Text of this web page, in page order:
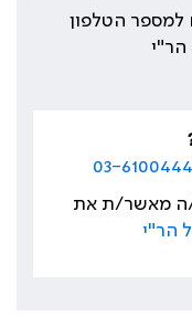
למספר הטלפון
הר"י
03-6100444
ה מאשר/ת את
הר"י